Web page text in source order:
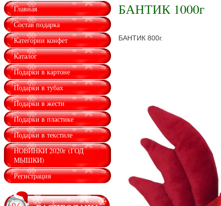
Главная
Состав подарка
Категории конфет
Каталог
Подарки в картоне
Подарки в тубах
Подарки в жести
Подарки в пластике
Подарки в текстиле
НОВИНКИ 2020г (ГОД
МЫШКИ)
Регистрация
БАНТИК 1000г
БАНТИК 800г.